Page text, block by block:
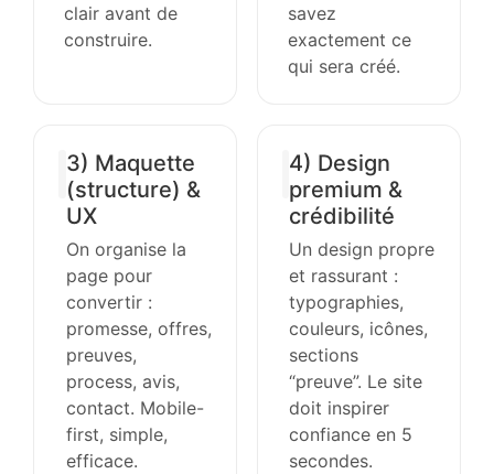
clair avant de
construire.
savez
exactement ce
qui sera créé.
3) Maquette
(structure) &
UX
On organise la
page pour
convertir :
promesse, offres,
preuves,
process, avis,
contact. Mobile-
first, simple,
efficace.
4) Design
premium &
crédibilité
Un design propre
et rassurant :
typographies,
couleurs, icônes,
sections
“preuve”. Le site
doit inspirer
confiance en 5
secondes.